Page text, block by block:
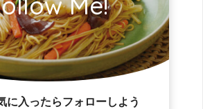
に入ったらフォローしよう